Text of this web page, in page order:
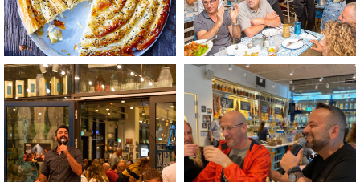
לפתיחת
התמונה
בגדול
-
+
לפתיחת
התמונה
בגדול
-
+